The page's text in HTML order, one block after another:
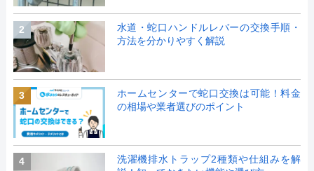
2
水道・蛇口ハンドルレバーの交換手順・
方法を分かりやすく解説
3
ホームセンターで蛇口交換は可能！料金
の相場や業者選びのポイント
4
洗濯機排水トラップ2種類や仕組みを解